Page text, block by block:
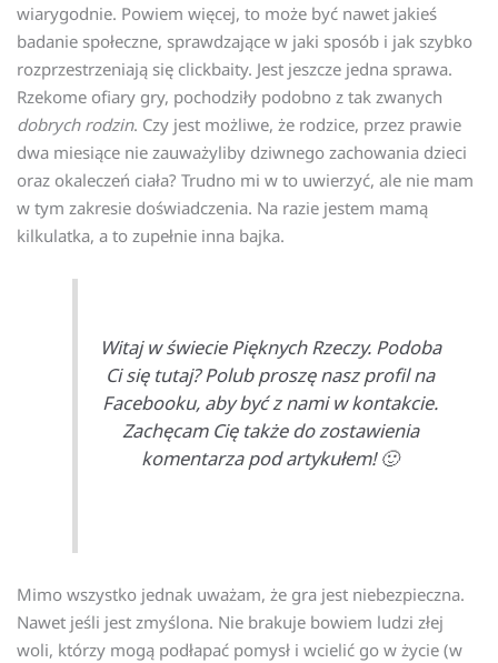
wiarygodnie. Powiem więcej, to może być nawet jakieś
badanie społeczne, sprawdzające w jaki sposób i jak szybko
rozprzestrzeniają się clickbaity. Jest jeszcze jedna sprawa.
Rzekome ofiary gry, pochodziły podobno z tak zwanych
dobrych rodzin. Czy jest możliwe, że rodzice, przez prawie
dwa miesiące nie zauważyliby dziwnego zachowania dzieci
oraz okaleczeń ciała? Trudno mi w to uwierzyć, ale nie mam
w tym zakresie doświadczenia. Na razie jestem mamą
kilkulatka, a to zupełnie inna bajka.
Witaj w świecie Pięknych Rzeczy. Podoba
Ci się tutaj? Polub proszę nasz profil na
Facebooku, aby być z nami w kontakcie.
Zachęcam Cię także do zostawienia
komentarza pod artykułem! 🙂
Mimo wszystko jednak uważam, że gra jest niebezpieczna.
Nawet jeśli jest zmyślona. Nie brakuje bowiem ludzi złej
woli, którzy mogą podłapać pomysł i wcielić go w życie (w